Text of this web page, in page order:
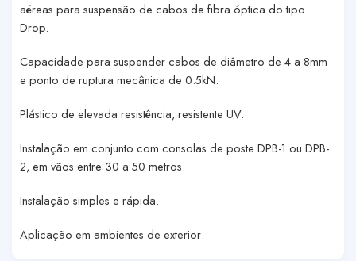
aéreas para suspensão de cabos de fibra óptica do tipo
Drop.
Capacidade para suspender cabos de diâmetro de 4 a 8mm
e ponto de ruptura mecânica de 0.5kN.
Plástico de elevada resistência, resistente UV.
Instalação em conjunto com consolas de poste DPB-1 ou DPB-
2, em vãos entre 30 a 50 metros.
Instalação simples e rápida.
Aplicação em ambientes de exterior